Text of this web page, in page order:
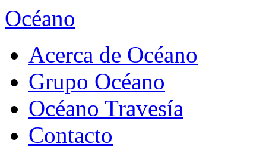
Océano
Acerca de Océano
Grupo Océano
Océano Travesía
Contacto